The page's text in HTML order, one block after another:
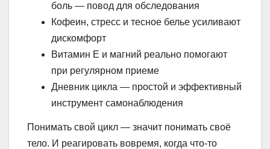
боль — повод для обследования
Кофеин, стресс и тесное белье усиливают
дискомфорт
Витамин Е и магний реально помогают
при регулярном приеме
Дневник цикла — простой и эффективный
инструмент самонаблюдения
Понимать свой цикл — значит понимать своё
тело. И реагировать вовремя, когда что-то